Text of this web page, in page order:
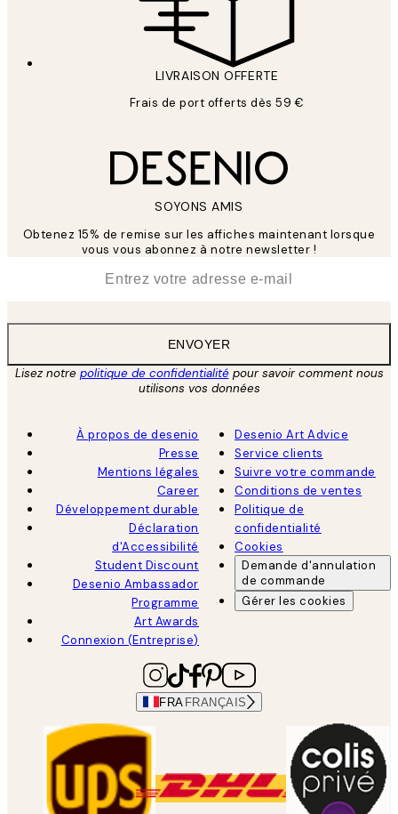
LIVRAISON OFFERTE
Frais de port offerts dès 59 €
SOYONS AMIS
Obtenez 15% de remise sur les affiches maintenant lorsque
vous vous abonnez à notre newsletter !
ENVOYER
Lisez notre politique de confidentialitépour savoir comment nous
utilisons vos données
À propos de desenio
Presse
Mentions légales
Career
Développement durable
Déclaration
d'Accessibilité
Student Discount
Desenio Ambassador
Programme
Art Awards
Connexion (Entreprise)
Desenio Art Advice
Service clients
Suivre votre commande
Conditions de ventes
Politique de
confidentialité
Cookies
Demande d'annulation
de commande
Gérer les cookies
FRA FRANÇAIS